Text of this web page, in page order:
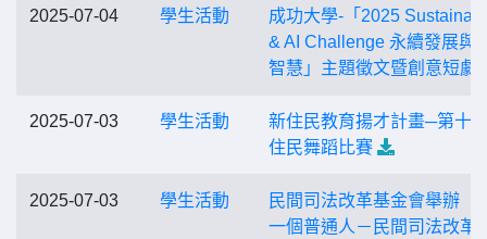
2025-07-04 學生活動
成功大學-「2025
& AI Challenge 永續發展與
智慧」主題徵文暨創意短劇
2025-07-03 學生活動
新住民教育揚才計畫─第十
住民舞蹈比賽
2025-07-03 學生活動
民間司法改革基金會舉辦「
一個普通人－民間司法改革